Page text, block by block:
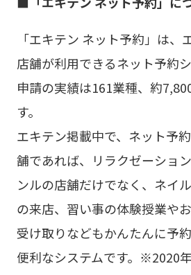
「エキテン ネット予約」は、
店舗が利用できるネット予約
申請の実績は161業種、約
す。
エキテン掲載中で、ネット予
舗であれば、リラクゼーショ
ンルの店舗だけでなく、ネイ
の来店、習い事の体験授業や
受け取りなどもかんたんに予
便利なシステムです。※2020